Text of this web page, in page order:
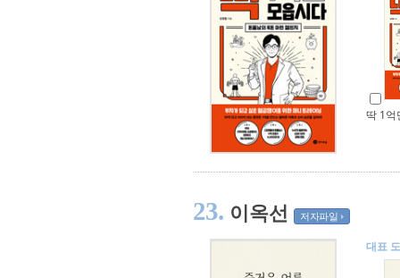
딱 1억
23. 이옥선 저자파일
대표